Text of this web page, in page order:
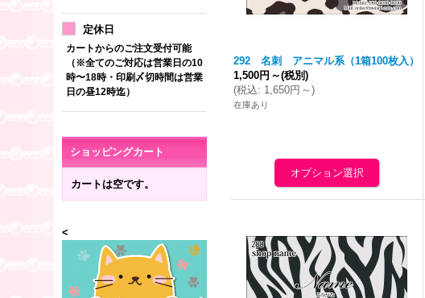
定休日
カートからのご注文受付可能
（※全てのご対応は営業日の10
時〜18時・印刷〆切時間は営業
日の昼12時迄）
ショッピングカート
カートは空です。
<
292 名刺 アニマル系（1箱100枚入）
1,500円 ～(税別)
(税込: 1,650円 ～)
在庫あり